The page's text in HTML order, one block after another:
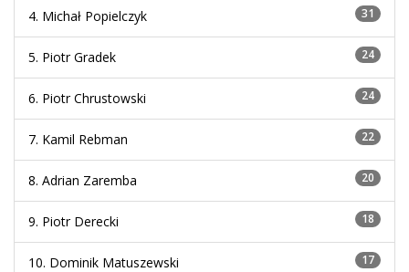
4. Michał Popielczyk 31
5. Piotr Gradek 24
6. Piotr Chrustowski 24
7. Kamil Rebman 22
8. Adrian Zaremba 20
9. Piotr Derecki 18
10. Dominik Matuszewski 17